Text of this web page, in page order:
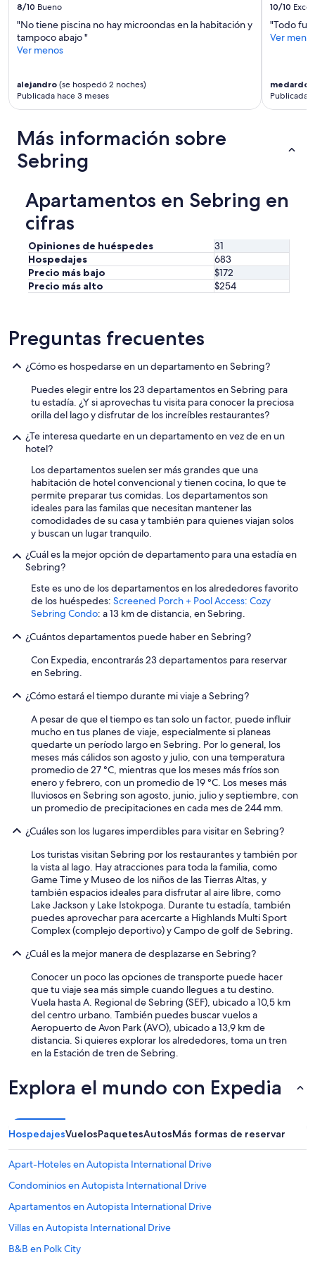
n
.
8/10 Bueno
"No tiene piscina no hay microondas en la habitación y
tampoco abajo "
Ver menos
alejandro (se hospedó 2 noches)
Publicada hace 3 meses
10/10
"Todo fue
Ver
medardo
Publicada
Más información sobre
Sebring
Apartamentos en Sebring en
cifras
Opiniones de huéspedes
31
Hospedajes
683
Precio más bajo
$172
Precio más alto
$254
Preguntas frecuentes
¿Cómo es hospedarse en un departamento en Sebring?
Puedes elegir entre los 23 departamentos en Sebring para
tu estadía. ¿Y si aprovechas tu visita para conocer la preciosa
orilla del lago y disfrutar de los increíbles restaurantes?
¿Te interesa quedarte en un departamento en vez de en un
hotel?
Los departamentos suelen ser más grandes que una
habitación de hotel convencional y tienen cocina, lo que te
permite preparar tus comidas. Los departamentos son
ideales para las familas que necesitan mantener las
comodidades de su casa y también para quienes viajan solos
y buscan un lugar tranquilo.
¿Cuál es la mejor opción de departamento para una estadía en
Sebring?
Este es uno de los departamentos en los alrededores favorito
de los huéspedes: Screened Porch + Pool Access: Cozy
Sebring Condo: a 13 km de distancia, en Sebring.
¿Cuántos departamentos puede haber en Sebring?
Con Expedia, encontrarás 23 departamentos para reservar
en Sebring.
¿Cómo estará el tiempo durante mi viaje a Sebring?
A pesar de que el tiempo es tan solo un factor, puede influir
mucho en tus planes de viaje, especialmente si planeas
quedarte un período largo en Sebring. Por lo general, los
meses más cálidos son agosto y julio, con una temperatura
promedio de 27 °C, mientras que los meses más fríos son
enero y febrero, con un promedio de 19 °C. Los meses más
lluviosos en Sebring son agosto, junio, julio y septiembre, con
un promedio de precipitaciones en cada mes de 244 mm.
¿Cuáles son los lugares imperdibles para visitar en Sebring?
Los turistas visitan Sebring por los restaurantes y también por
la vista al lago. Hay atracciones para toda la familia, como
Game Time y Museo de los niños de las Tierras Altas, y
también espacios ideales para disfrutar al aire libre, como
Lake Jackson y Lake Istokpoga. Durante tu estadía, también
puedes aprovechar para acercarte a Highlands Multi Sport
Complex (complejo deportivo) y Campo de golf de Sebring.
¿Cuál es la mejor manera de desplazarse en Sebring?
Conocer un poco las opciones de transporte puede hacer
que tu viaje sea más simple cuando llegues a tu destino.
Vuela hasta A. Regional de Sebring (SEF), ubicado a 10,5 km
del centro urbano. También puedes buscar vuelos a
Aeropuerto de Avon Park (AVO), ubicado a 13,9 km de
distancia. Si quieres explorar los alrededores, toma un tren
en la Estación de tren de Sebring.
Explora el mundo con Expedia
HospedajesVuelosPaquetesAutosMás formas de reservar
Apart-Hoteles en Autopista International Drive
Condominios en Autopista International Drive
Apartamentos en Autopista International Drive
Villas en Autopista International Drive
B&B en Polk City